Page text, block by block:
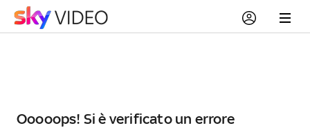
Ooooops! Si è verificato un errore